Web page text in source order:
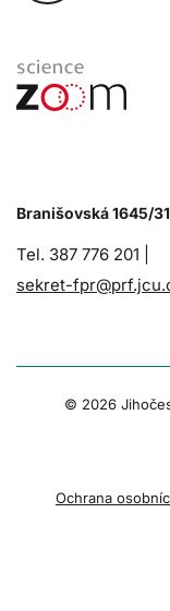
Branišovská 1645/
Tel. 387 776 201 |
sekret-
© 2026
Ochrana